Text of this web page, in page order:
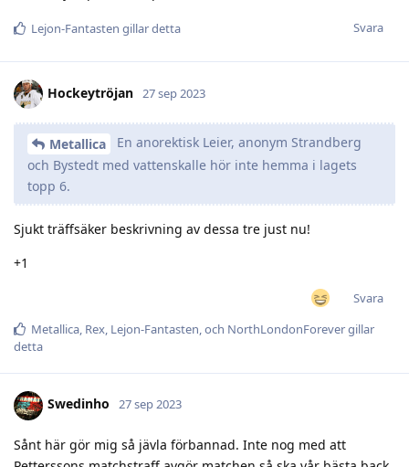
Svara
Lejon-Fantasten gillar detta
Hockeytröjan 27 sep 2023
Metallica
En anorektisk Leier, anonym Strandberg
och Bystedt med vattenskalle hör inte hemma i lagets
topp 6.
Sjukt träffsäker beskrivning av dessa tre just nu!
+1
Svara
Metallica, Rex, Lejon-Fantasten, och NorthLondonForevergillar
detta
Swedinho 27 sep 2023
Sånt här gör mig så jävla förbannad. Inte nog med att